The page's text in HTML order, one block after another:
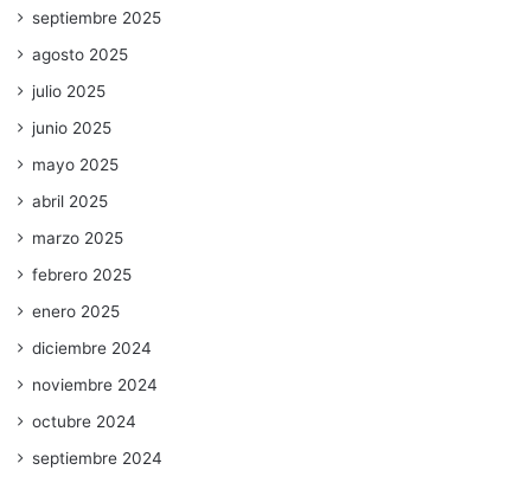
septiembre 2025
agosto 2025
julio 2025
junio 2025
mayo 2025
abril 2025
marzo 2025
febrero 2025
enero 2025
diciembre 2024
noviembre 2024
octubre 2024
septiembre 2024